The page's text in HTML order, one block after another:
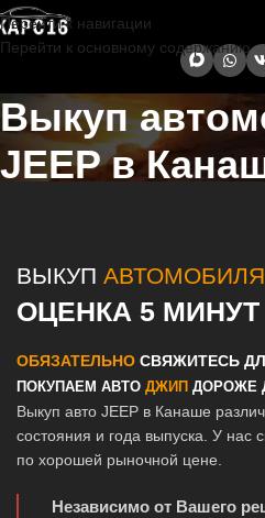
Перейти к навигации
Перейти к основному содержанию
Выкуп
JEEP в
ВЫКУП АВТОМОБИЛЯ
ОЦЕНКА 5 МИНУТ
ОБЯЗАТЕЛЬНО СВЯЖИТЕСЬ
ПОКУПАЕМ АВТО ДЖИП ДОРОЖЕ
Выкуп авто JEEP в Канаше
состояния и года выпуска. У нас
по хорошей рыночной цене.
Независимо от Вашего